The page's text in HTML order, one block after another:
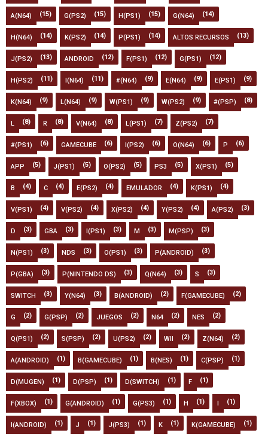
A(N64) (15) G(PS2) (15) H(PS1) (15) G(N64) (14)
H(N64) (14) K(PS2) (14) P(PS1) (14) ALTOS RECURSOS (13)
J(PS2) (13) ANDROID (12) F(PS1) (12) G(PS1) (12)
H(PS2) (11) I(N64) (11) #(N64) (9) E(N64) (9) E(PS1) (9)
K(N64) (9) L(N64) (9) W(PS1) (9) W(PS2) (9) #(PSP) (8)
L (8) R (8) V(N64) (8) L(PS1) (7) Z(PS2) (7)
#(PS1) (6) GAMECUBE (6) I(PS2) (6) O(N64) (6) P (6)
APP (5) J(PS1) (5) O(PS2) (5) PS3 (5) X(PS1) (5)
B (4) C (4) E(PS2) (4) EMULADOR (4) K(PS1) (4)
V(PS1) (4) V(PS2) (4) X(PS2) (4) Y(PS2) (4) A(PS2) (3)
D (3) GBA (3) I(PS1) (3) M (3) M(PSP) (3)
N(PS1) (3) NDS (3) O(PS1) (3) P(ANDROID) (3)
P(GBA) (3) P(NINTENDO DS) (3) Q(N64) (3) S (3)
SWITCH (3) Y(N64) (3) B(ANDROID) (2) F(GAMECUBE) (2)
G (2) G(PSP) (2) JUEGOS (2) N64 (2) NES (2)
Q(PS1) (2) S(PSP) (2) U(PS2) (2) WII (2) Z(N64) (2)
A(ANDROID) (1) B(GAMECUBE) (1) B(NES) (1) C(PSP) (1)
D(MUGEN) (1) D(PSP) (1) D(SWITCH) (1) F (1)
F(XBOX) (1) G(ANDROID) (1) G(PS3) (1) H (1) I (1)
I(ANDROID) (1) J (1) J(PS3) (1) K (1) K(GAMECUBE) (1)